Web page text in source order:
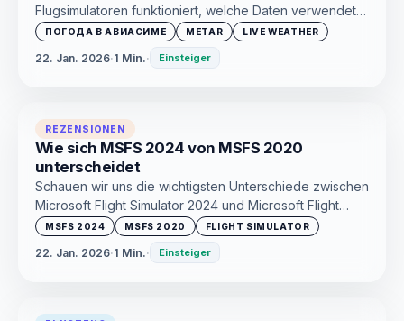
Flugsimulatoren funktioniert, welche Daten verwendet
werden und wo die Grenze zwischen realen
Wetterbedingungen und Simulation liegt.
ПОГОДА В АВИАСИМЕ METAR LIVE WEATHER
22. Jan. 2026·1 Min.· Einsteiger
REZENSIONEN
Wie sich MSFS 2024 von MSFS 2020
unterscheidet
Schauen wir uns die wichtigsten Unterschiede zwischen
Microsoft Flight Simulator 2024 und Microsoft Flight
Simulator 2020 an: Physik, Inhalt, Simulationsansatz und
wer wirklich upgraden sollte.
MSFS 2024 MSFS 2020 FLIGHT SIMULATOR
22. Jan. 2026·1 Min.· Einsteiger